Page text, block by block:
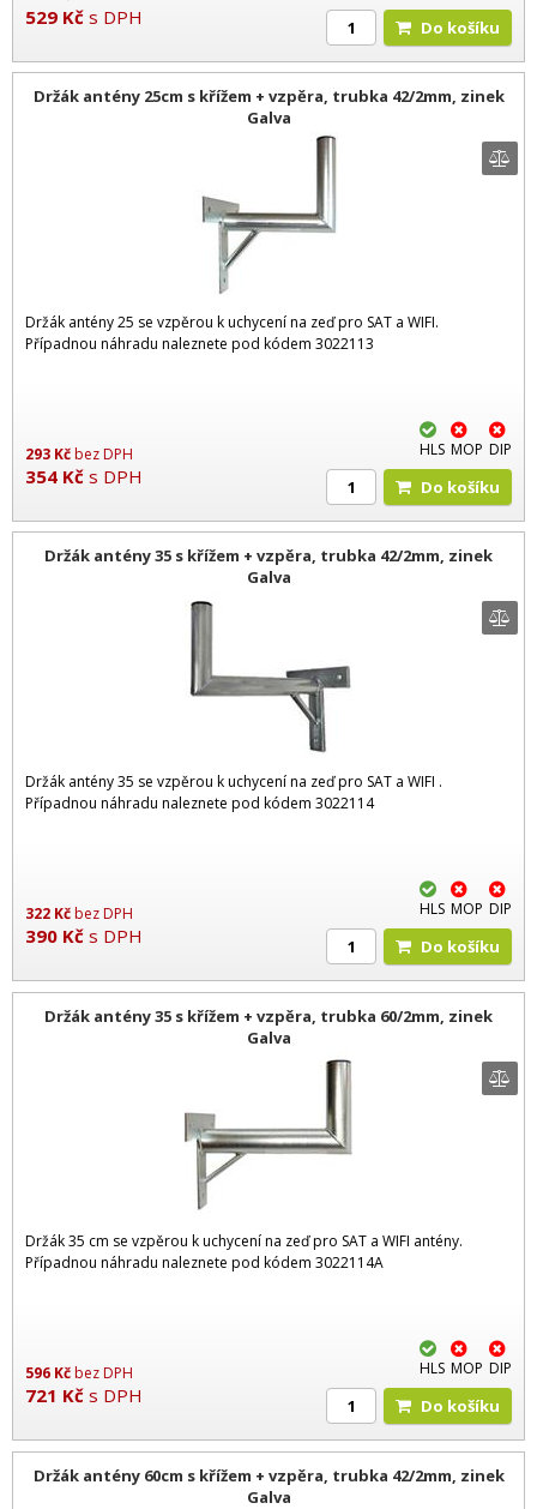
529 Kč s DPH Do košíku
Držák antény 25cm s křížem + vzpěra, trubka 42/2mm, zinek
Galva
Držák antény 25 se vzpěrou k uchycení na zeď pro SAT a WIFI.
Případnou náhradu naleznete pod kódem 3022113
293 Kčbez DPH
354 Kč s DPH
HLS MOP DIP
Do košíku
Držák antény 35 s křížem + vzpěra, trubka 42/2mm, zinek
Galva
Držák antény 35 se vzpěrou k uchycení na zeď pro SAT a WIFI .
Případnou náhradu naleznete pod kódem 3022114
322 Kčbez DPH
390 Kč s DPH
HLS MOP DIP
Do košíku
Držák antény 35 s křížem + vzpěra, trubka 60/2mm, zinek
Galva
Držák 35 cm se vzpěrou k uchycení na zeď pro SAT a WIFI antény.
Případnou náhradu naleznete pod kódem 3022114A
596 Kčbez DPH
721 Kč s DPH
HLS MOP DIP
Do košíku
Držák antény 60cm s křížem + vzpěra, trubka 42/2mm, zinek
Galva